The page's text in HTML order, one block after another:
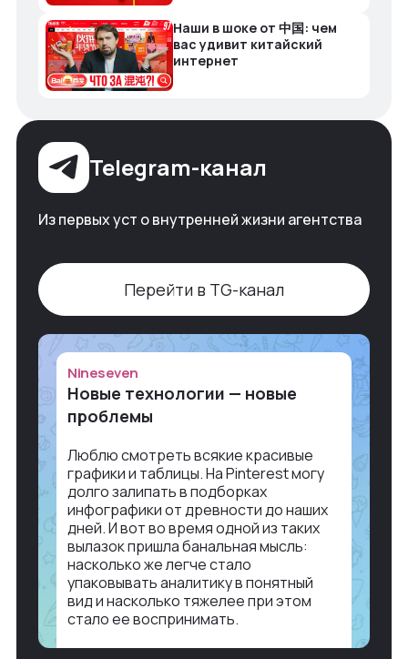
Наши в шоке от 中国: чем
вас удивит китайский
интернет
Telegram-канал
Из первых уст о внутренней жизни агентства
Перейти в TG-канал
Nineseven
Новые технологии — новые
проблемы
Люблю смотреть всякие красивые
графики и таблицы. На Pinterest могу
долго залипать в подборках
инфографики от древности до наших
дней. И вот во время одной из таких
вылазок пришла банальная мысль:
насколько же легче стало
упаковывать аналитику в понятный
вид и насколько тяжелее при этом
стало ее воспринимать.